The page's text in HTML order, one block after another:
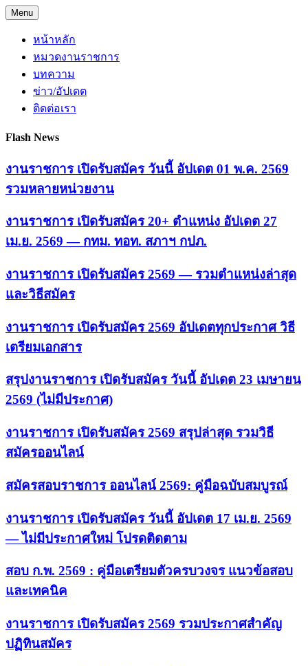
Skip
to
content
Menu
หน้าหลัก
หมวดงานราชการ
บทความ
ข่าว/อัปเดต
ติดต่อเรา
Flash News
งานราชการ เปิดรับสมัคร วันนี้ อัปเดต 01 พ.ค. 2569
รวมหลายหน่วยงาน
งานราชการ เปิดรับสมัคร 20+ ตำแหน่ง อัปเดต 27
เม.ย. 2569 — กทม. ทอท. สภาฯ กปภ.
งานราชการ เปิดรับสมัคร 2569 — รวมตำแหน่งล่าสุด
และวิธีสมัคร
งานราชการ เปิดรับสมัคร 2569 อัปเดตทุกประกาศ วิธี
เตรียมเอกสาร
สรุปงานราชการ เปิดรับสมัคร วันนี้ อัปเดต 23 เมษายน
2569 (ไม่มีประกาศ)
งานราชการ เปิดรับสมัคร 2569 สรุปล่าสุด รวมวิธี
สมัครออนไลน์
สมัครสอบราชการ ออนไลน์ 2569: คู่มือฉบับสมบูรณ์
งานราชการ เปิดรับสมัคร วันนี้ อัปเดต 17 เม.ย. 2569
— ไม่มีประกาศใหม่ โปรดติดตาม
สอบ ก.พ. 2569 : คู่มือเตรียมตัวครบวงจร แนวข้อสอบ
และเทคนิค
งานราชการ เปิดรับสมัคร 2569 รวมประกาศสำคัญ
ปฏิทินสมัคร